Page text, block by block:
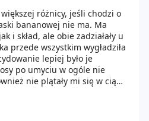
różnicy, jeśli chodzi o
bananowej nie ma. Ma
i skład, ale obie zadziałały u
przede wszystkim wygładziła
lepiej było je
po umyciu w ogóle nie
nie plątały mi się w ciągu
słodki zapach. Żałuję, że
maseczki nie wzięłam ich